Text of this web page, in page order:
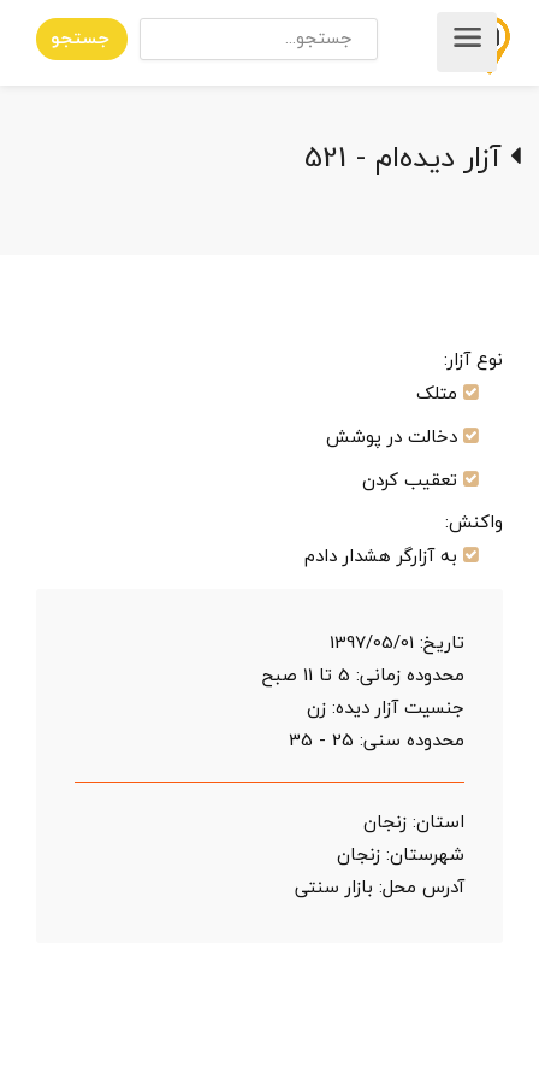
جستجو
آزار دیده‌ام - 521
نوع آزار:
متلک
دخالت در پوشش
تعقیب کردن
واکنش:
به آزارگر هشدار دادم
تاریخ: 1397/05/01
محدوده زمانی: 5 تا 11 صبح
جنسیت آزار دیده: زن
محدوده سنی: 25 - 35
استان: زنجان
شهرستان: زنجان
آدرس محل: بازار سنتی